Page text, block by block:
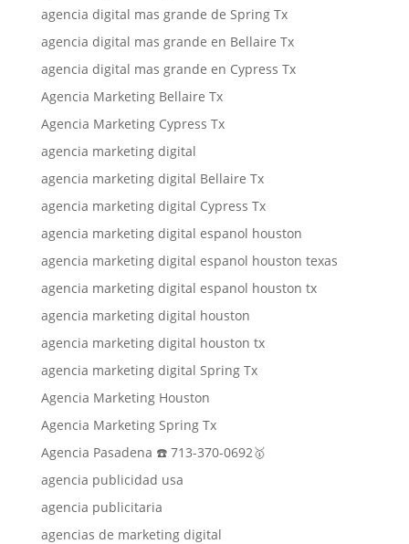
agencia digital mas grande de Spring Tx
agencia digital mas grande en Bellaire Tx
agencia digital mas grande en Cypress Tx
Agencia Marketing Bellaire Tx
Agencia Marketing Cypress Tx
agencia marketing digital
agencia marketing digital Bellaire Tx
agencia marketing digital Cypress Tx
agencia marketing digital espanol houston
agencia marketing digital espanol houston texas
agencia marketing digital espanol houston tx
agencia marketing digital houston
agencia marketing digital houston tx
agencia marketing digital Spring Tx
Agencia Marketing Houston
Agencia Marketing Spring Tx
Agencia Pasadena ☎️ 713-370-0692🥇
agencia publicidad usa
agencia publicitaria
agencias de marketing digital